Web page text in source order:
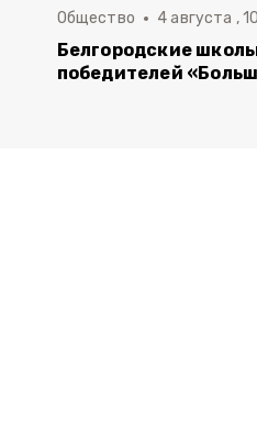
Общество 4 августа ,
Белгородские
победителей